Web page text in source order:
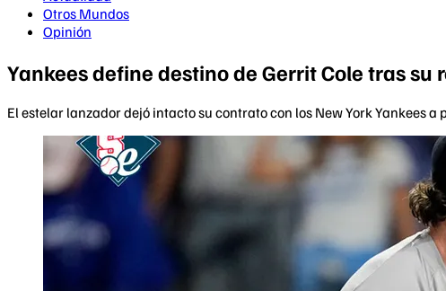
Otros Mundos
Opinión
Yankees define destino de Gerrit Cole tras su
El estelar lanzador dejó intacto su contrato con los New York